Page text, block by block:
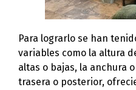
Para lograrlo se han
variables como la altura
altas o bajas, la anchura
trasera o posterior,